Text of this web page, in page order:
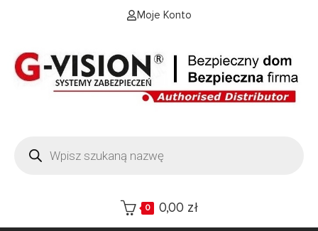
Moje Konto
0 0,00 zł